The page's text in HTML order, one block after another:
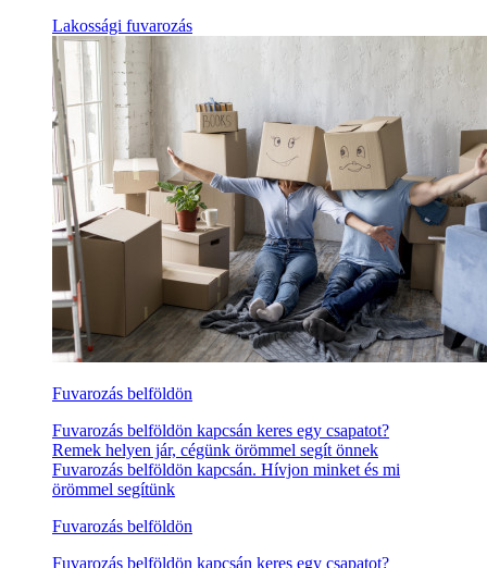
Lakossági fuvarozás
Fuvarozás belföldön
Fuvarozás belföldön kapcsán keres egy csapatot?
Remek helyen jár, cégünk örömmel segít önnek
Fuvarozás belföldön kapcsán. Hívjon minket és mi
örömmel segítünk
Fuvarozás belföldön
Fuvarozás belföldön kapcsán keres egy csapatot?